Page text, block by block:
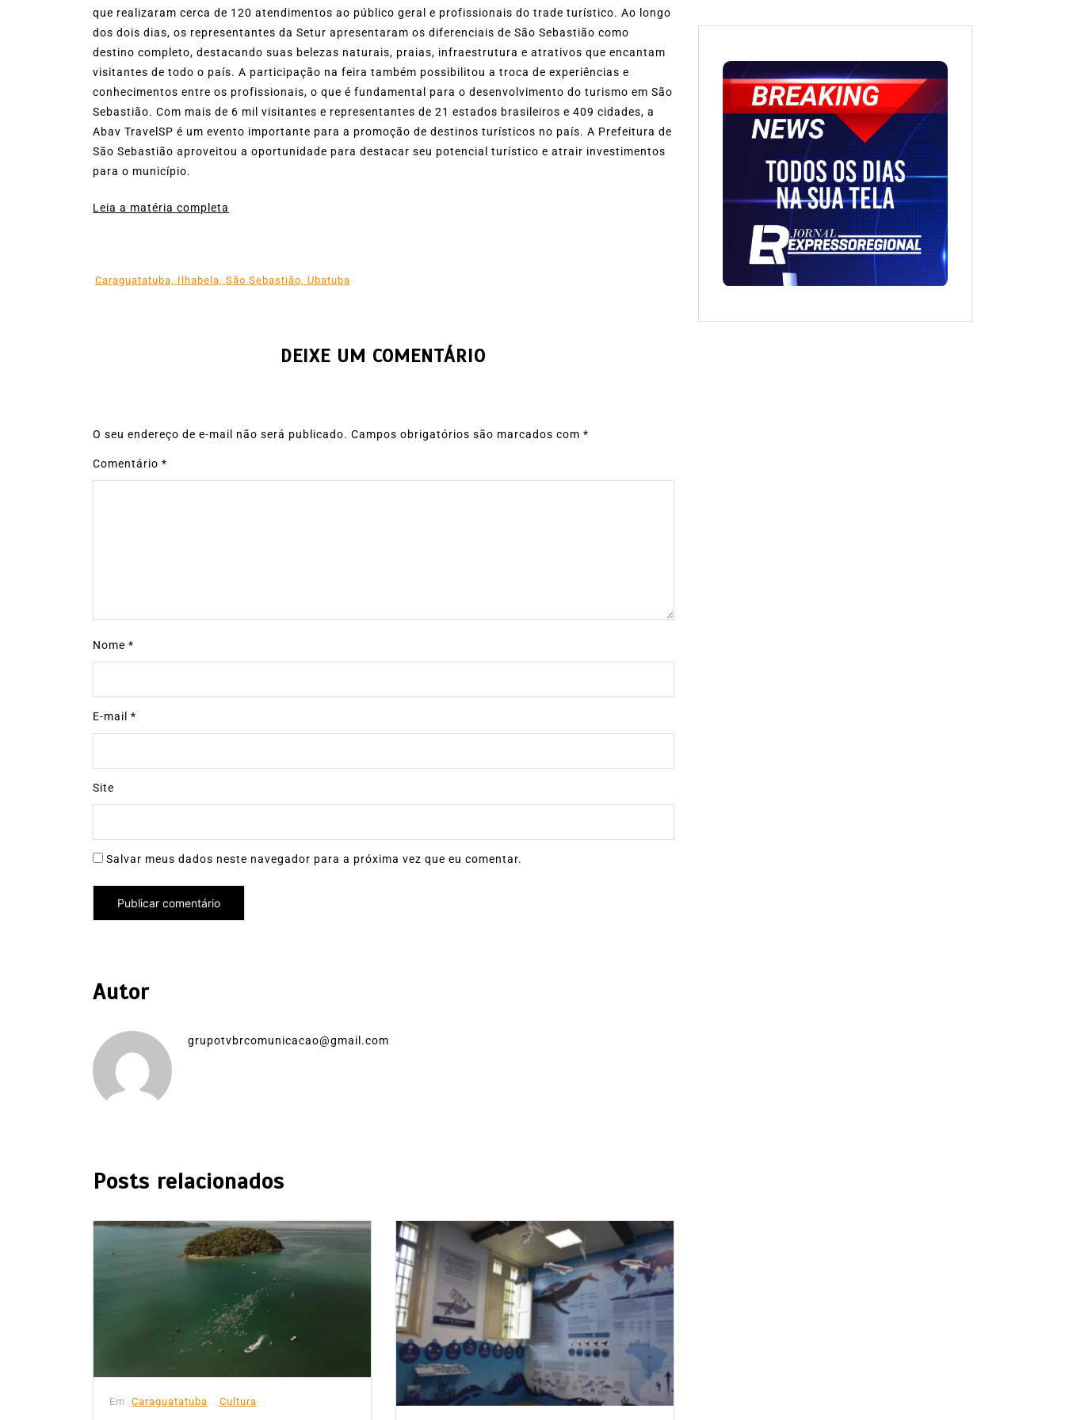
que realizaram cerca de 120 atendimentos ao público geral e profissionais do trade turístico. Ao longo
dos dois dias, os representantes da Setur apresentaram os diferenciais de São Sebastião como
destino completo, destacando suas belezas naturais, praias, infraestrutura e atrativos que encantam
visitantes de todo o país. A participação na feira também possibilitou a troca de experiências e
conhecimentos entre os profissionais, o que é fundamental para o desenvolvimento do turismo em São
Sebastião. Com mais de 6 mil visitantes e representantes de 21 estados brasileiros e 409 cidades, a
Abav TravelSP é um evento importante para a promoção de destinos turísticos no país. A Prefeitura de
São Sebastião aproveitou a oportunidade para destacar seu potencial turístico e atrair investimentos
para o município.
Leia a matéria completa
Caraguatatuba, Ilhabela, São Sebastião, Ubatuba
DEIXE UM COMENTÁRIO
O seu endereço de e-mail não será publicado. Campos obrigatórios são marcados com *
Comentário *
Nome *
E-mail *
Site
Salvar meus dados neste navegador para a próxima vez que eu comentar.
Autor
grupotvbrcomunicacao@gmail.com
Posts relacionados
Em Caraguatatuba Cultura